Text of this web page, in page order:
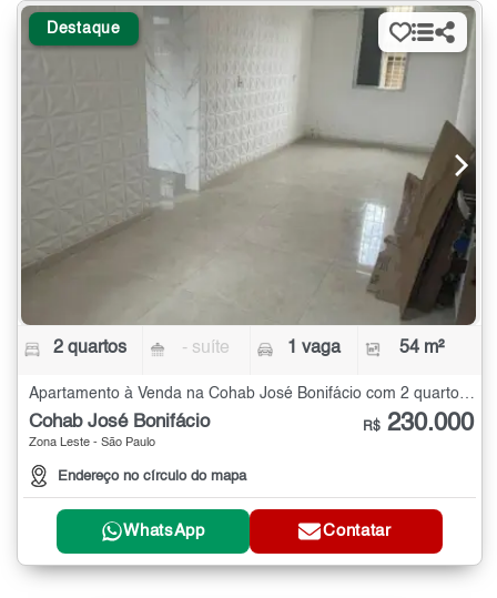
Destaque
2 quartos - suíte 1 vaga 54 m²
Apartamento à Venda na Cohab José Bonifácio com 2 quartos - 54 m²
Cohab José Bonifácio
Zona Leste - São Paulo
Endereço no círculo do mapa
R$ 230.000
WhatsApp Contatar